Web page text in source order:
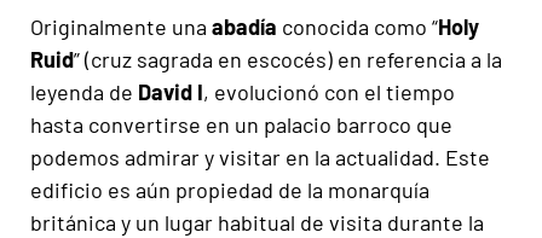
Originalmente una abadía conocida como “Holy
Ruid” (cruz sagrada en escocés) en referencia a la
leyenda de David I, evolucionó con el tiempo
hasta convertirse en un palacio barroco que
podemos admirar y visitar en la actualidad. Este
edificio es aún propiedad de la monarquía
británica y un lugar habitual de visita durante la